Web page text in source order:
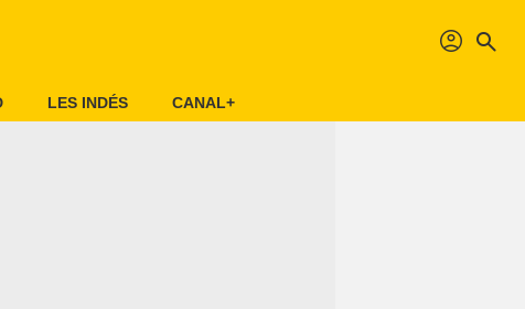
profil search
LES INDÉS CANAL+